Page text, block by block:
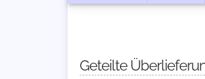
Geteilte